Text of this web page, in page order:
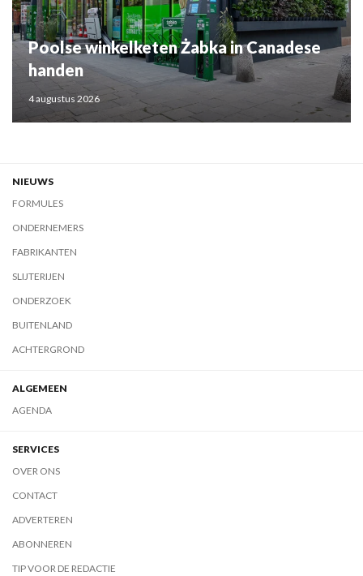
Poolse winkelketen Żabka in Canadese
handen
4 augustus 2026
NIEUWS
FORMULES
ONDERNEMERS
FABRIKANTEN
SLIJTERIJEN
ONDERZOEK
BUITENLAND
ACHTERGROND
ALGEMEEN
AGENDA
SERVICES
OVER ONS
CONTACT
ADVERTEREN
ABONNEREN
TIP VOOR DE REDACTIE